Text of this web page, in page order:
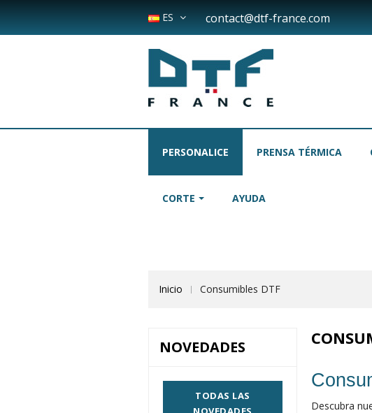
ES contact@dtf-france.com
PERSONALICE PRENSA TÉRMICA
CORTE AYUDA
Inicio Consumibles DTF
NOVEDADES
TODAS LAS
Descubra